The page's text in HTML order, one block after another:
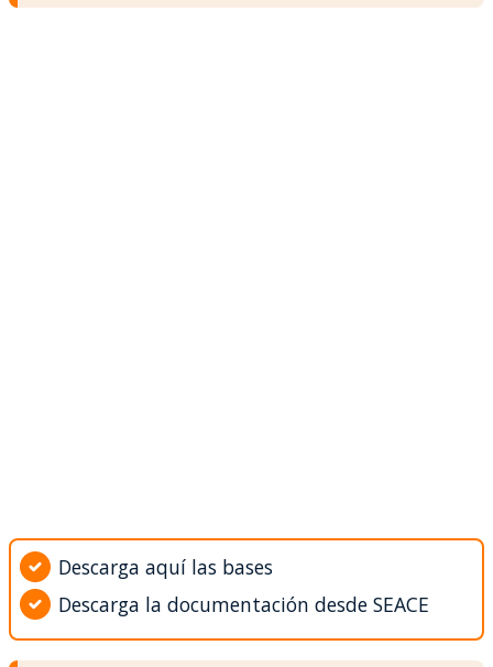
Descarga aquí las bases
Descarga la documentación desde SEACE